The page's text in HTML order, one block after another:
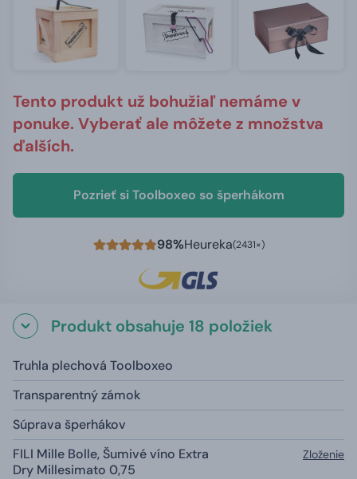
Tento produkt už bohužiaľ nemáme v
ponuke. Vyberať ale môžete z množstva
ďalších.
Pozrieť si Toolboxeo so šperhákom
98%Heureka(2431×)
Produkt obsahuje 18 položiek
Truhla plechová Toolboxeo
Transparentný zámok
Súprava šperhákov
FILI Mille Bolle, Šumivé víno Extra
Dry Millesimato 0,75
Zloženie